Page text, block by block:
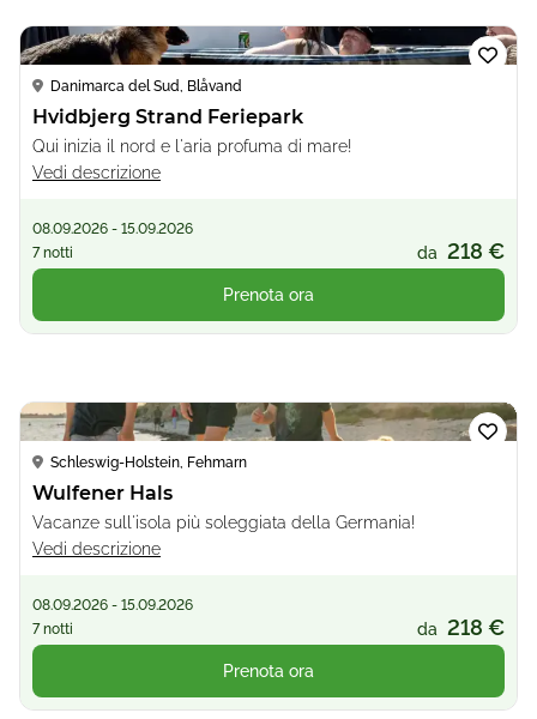
Loading...
Danimarca del Sud, Blåvand
Hvidbjerg Strand Feriepark
Qui inizia il nord e l'aria profuma di mare!
Vedi descrizione
08.09.2026 - 15.09.2026
7 notti
da 218 €
Prenota ora
Loading...
Schleswig-Holstein, Fehmarn
Wulfener Hals
Vacanze sull'isola più soleggiata della Germania!
Vedi descrizione
08.09.2026 - 15.09.2026
7 notti
da 218 €
Prenota ora